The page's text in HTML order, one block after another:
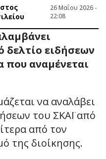
26 Μαΐου 2026 -
22:08
δελτίο ειδήσεων
που αναμένεται
να αναλάβει
του ΣΚΑΪ από
από τον
της διοίκησης.